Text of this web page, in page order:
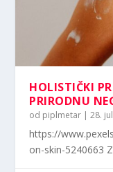
HOLISTIČKI
PRIRODNU
od piplmetar |28.
https://
on-skin-5240663